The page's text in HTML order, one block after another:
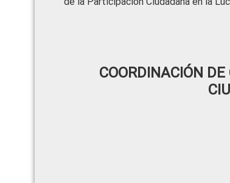
COORDINACIÓN